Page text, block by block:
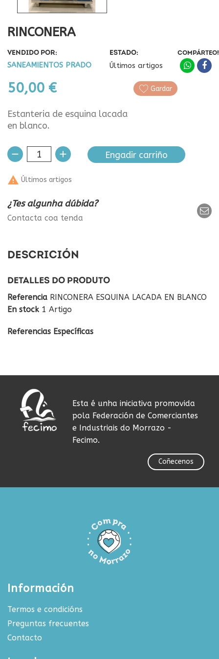
RINCONERA
VENDIDO POR:
SANEAMIENTOS PRADO
ESTADO:
Últimos artigos
50,00 €
COMPÁRTEO!
Gardar
Estanteria de esquina lacada
en blanco.
Engadir carriño
 Últimos artigos
¿Tes algunha dúbida?
Contacta coa tenda
DESCRICIÓN
DETALLES DO PRODUTO
Referencia RINCONERA ESQUINA LACADA EN BLANCO
En stock 1 Artigo
Referencias Específicas
Esta é unha iniciativa promovida
pola Federación de Comerciantes
e Industriais do Morrazo -
Fecimo.
Coñecenos
Información
Termos e condicións
Preguntas frecuentes
Contacto